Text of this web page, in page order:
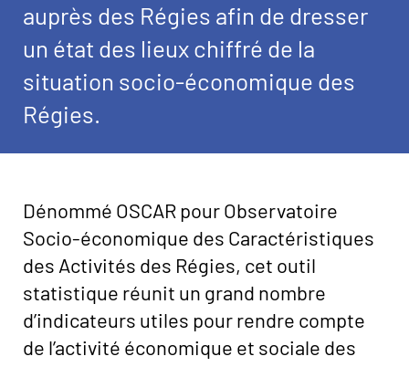
auprès des Régies afin de dresser
un état des lieux chiffré de la
situation socio-économique des
Régies.
Dénommé OSCAR pour Observatoire
Socio-économique des Caractéristiques
des Activités des Régies, cet outil
statistique réunit un grand nombre
d’indicateurs utiles pour rendre compte
de l’activité économique et sociale des